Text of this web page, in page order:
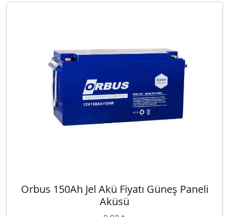
Orbus 150Ah Jel Akü Fiyatı Güneş Paneli
Aküsü